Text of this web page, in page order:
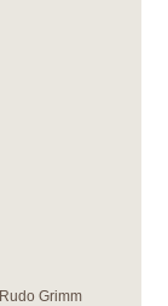
Rudo Grimm